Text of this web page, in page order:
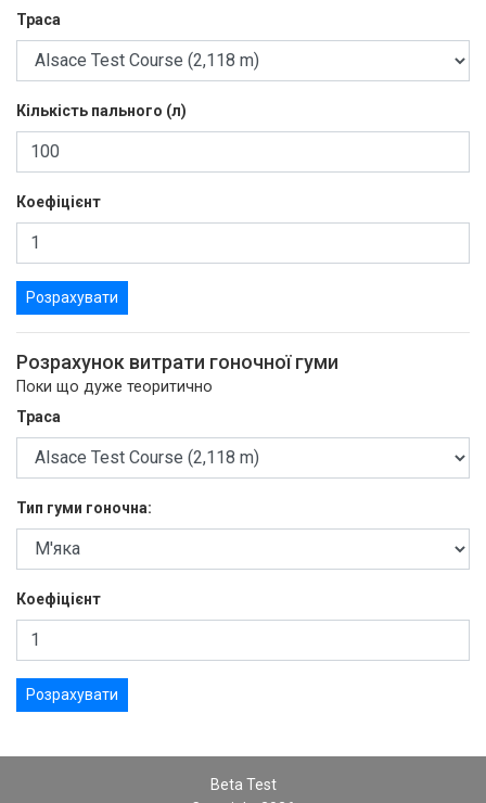
Траса
Кількість пального (л)
Коефіцієнт
Розрахувати
Розрахунок витрати гоночної гуми
Поки що дуже теоритично
Траса
Тип гуми гоночна:
Коефіцієнт
Розрахувати
Beta Test